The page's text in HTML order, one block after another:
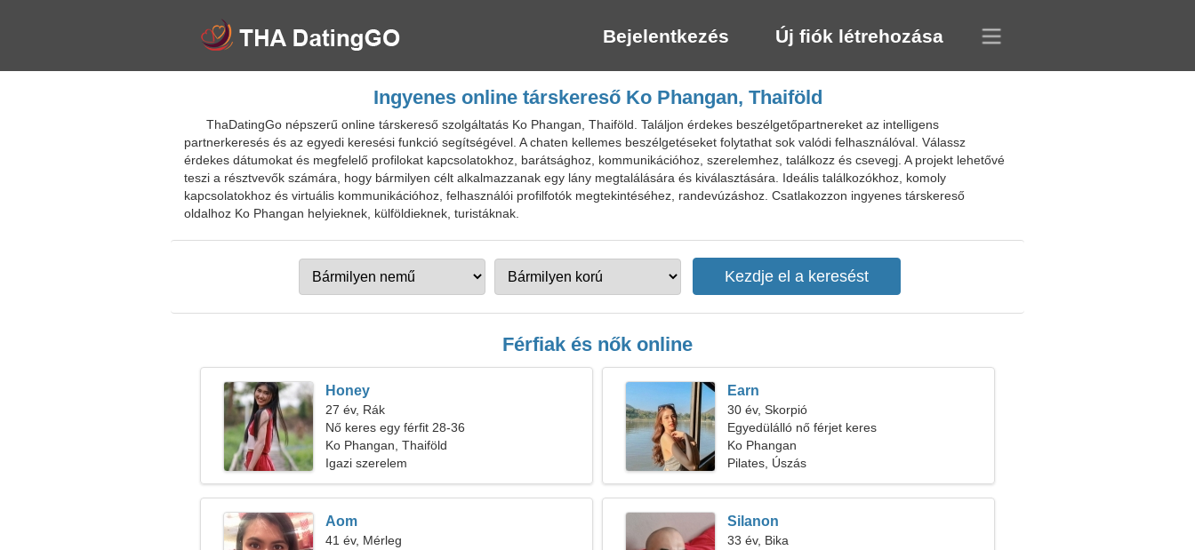
Bejelentkezés Új fiók létrehozása
Ingyenes online társkereső Ko Phangan, Thaiföld
ThaDatingGo népszerű online társkereső szolgáltatás Ko Phangan, Thaiföld. Találjon érdekes beszélgetőpartnereket az intelligens
partnerkeresés és az egyedi keresési funkció segítségével. A chaten kellemes beszélgetéseket folytathat sok valódi felhasználóval. Válassz
érdekes dátumokat és megfelelő profilokat kapcsolatokhoz, barátsághoz, kommunikációhoz, szerelemhez, találkozz és csevegj. A projekt lehetővé
teszi a résztvevők számára, hogy bármilyen célt alkalmazzanak egy lány megtalálására és kiválasztására. Ideális találkozókhoz, komoly
kapcsolatokhoz és virtuális kommunikációhoz, felhasználói profilfotók megtekintéséhez, randevúzáshoz. Csatlakozzon ingyenes társkereső
oldalhoz Ko Phangan helyieknek, külföldieknek, turistáknak.
Férfiak és nők online
Honey
27 év, Rák
Nő keres egy férfit 28-36
Ko Phangan, Thaiföld
Igazi szerelem
Earn
30 év, Skorpió
Egyedülálló nő férjet keres
Ko Phangan
Pilates, Úszás
Aom
41 év, Mérleg
Silanon
33 év, Bika